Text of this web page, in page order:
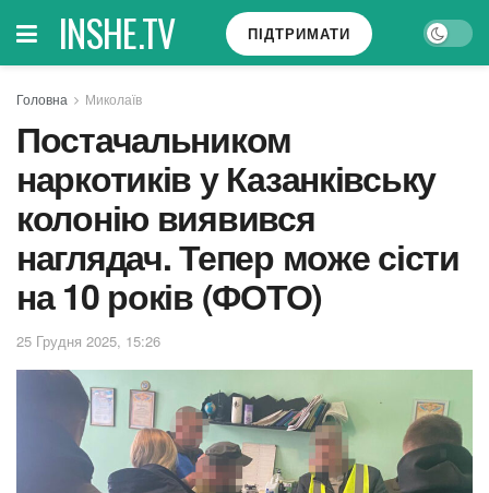
INSHE.TV ПІДТРИМАТИ
Головна Миколаїв
Постачальником
наркотиків у Казанківську
колонію виявився
наглядач. Тепер може сісти
на 10 років (ФОТО)
25 Грудня 2025, 15:26